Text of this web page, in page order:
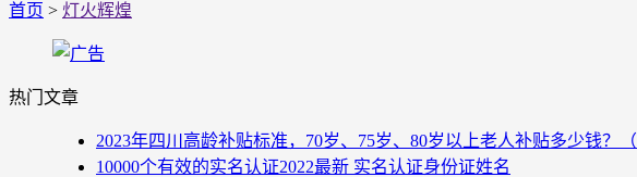
首页 > 灯火辉煌
热门文章
2023年四川高龄补贴标准，70岁、75岁、80岁以上老人补贴多少钱？
10000个有效的实名认证2022最新 实名认证身份证姓名